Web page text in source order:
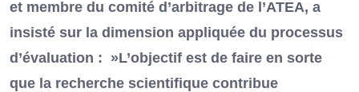
et membre du comité d’arbitrage de l’ATEA, a
insisté sur la dimension appliquée du processus
d’évaluation : »L’objectif est de faire en sorte
que la recherche scientifique contribue